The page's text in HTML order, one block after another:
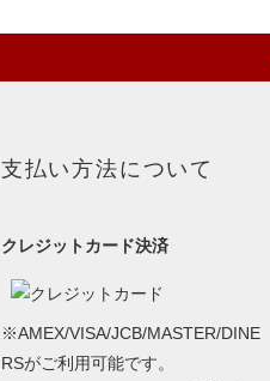
支払い方法について
クレジットカード決済
※AMEX/VISA/JCB/MASTER/DINE
RSがご利用可能です。